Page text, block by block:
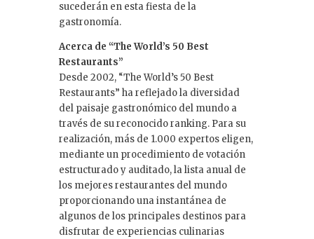
sucederán en esta fiesta de la
gastronomía.
Acerca de “The World’s 50 Best
Restaurants”
Desde 2002, “The World’s 50 Best
Restaurants” ha reflejado la diversidad
del paisaje gastronómico del mundo a
través de su reconocido ranking. Para su
realización, más de 1.000 expertos eligen,
mediante un procedimiento de votación
estructurado y auditado, la lista anual de
los mejores restaurantes del mundo
proporcionando una instantánea de
algunos de los principales destinos para
disfrutar de experiencias culinarias